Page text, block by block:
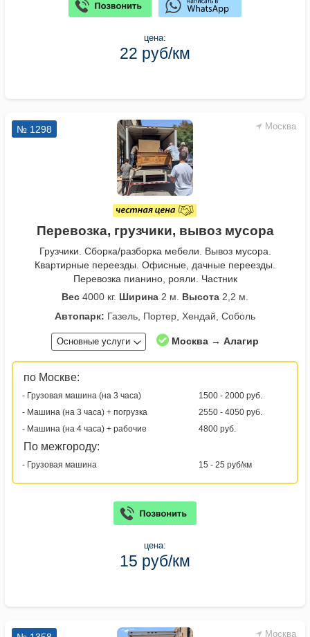
цена:
22 руб/км
Москва
№ 1298
Перевозка, грузчики, вывоз мусора
Грузчики. Сборка/разборка мебели. Вывоз мусора.
Квартирные переезды. Офисные, дачные переезды.
Перевозка пианино, рояли. Частник
Вес 4000 кг. Ширина 2 м. Высота 2,2 м.
Автопарк: Газель, Портер, Хендай, Соболь
Основные услуги Москва → Алагир
по Москве:
- Грузовая машина (на 3 часа)
1500 - 2000 руб.
- Машина (на 3 часа) + погрузка
2550 - 4050 руб.
- Машина (на 4 часа) + рабочие
4800 руб.
По межгороду:
- Грузовая машина 15 - 25 руб/км
цена:
15 руб/км
Москва